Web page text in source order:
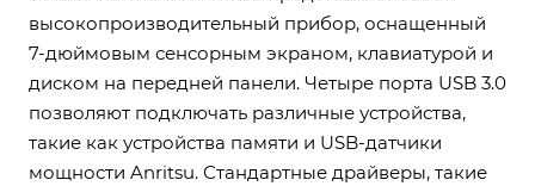
высокопроизводительный прибор, оснащенный
7-дюймовым сенсорным экраном, клавиатурой и
диском на передней панели. Четыре порта USB 3.0
позволяют подключать различные устройства,
такие как устройства памяти и USB-датчики
мощности Anritsu. Стандартные драйверы, такие